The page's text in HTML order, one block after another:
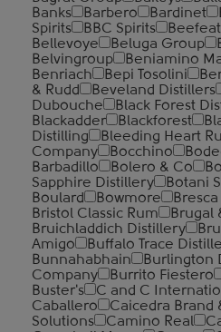
Banks
Barbero Bardinet
Spirits
BBC Spirits
Bellevoye
Beluga Group
Belvingroup
Beniamino
Benriach
Bepi Tosolini
& Rudd
Beveland Distillers
Dubouche
Black Forest
Blackadder
Blackforest
Distilling
Bleeding Heart
Company
Bocchino
Barbadillo
Bolero & Co
Sapphire Distillery
Botani
Boulard
Bowmore
Bristol Classic Rum
Brugal
Bruichladdich Distillery
Amigo
Buffalo Trace
Bunnahabhain
Burlington
Company
Burrito Fiestero
Buster's
C and C
Caballero
Caicedra Brand
Solutions
Camino Real